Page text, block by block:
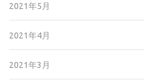
2021年5月
2021年4月
2021年3月